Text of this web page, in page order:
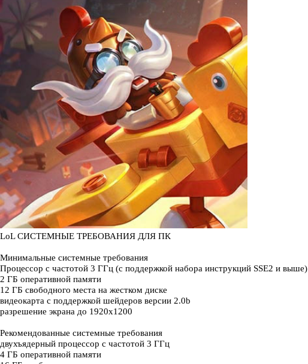
LoL СИСТЕМНЫЕ ТРЕБОВАНИЯ ДЛЯ ПК
Минимальные системные требования
Процессор с частотой 3 ГГц (с поддержкой набора инструкций SSE2 и выше)
2 ГБ оперативной памяти
12 ГБ свободного места на жестком диске
видеокарта с поддержкой шейдеров версии 2.0b
разрешение экрана до 1920x1200
Рекомендованные системные требования
двухъядерный процессор с частотой 3 ГГц
4 ГБ оперативной памяти